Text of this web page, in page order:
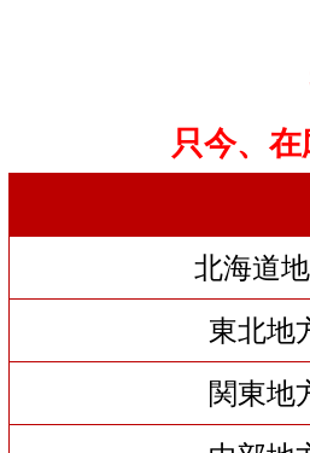
只今、
北海道
東北地
関東地